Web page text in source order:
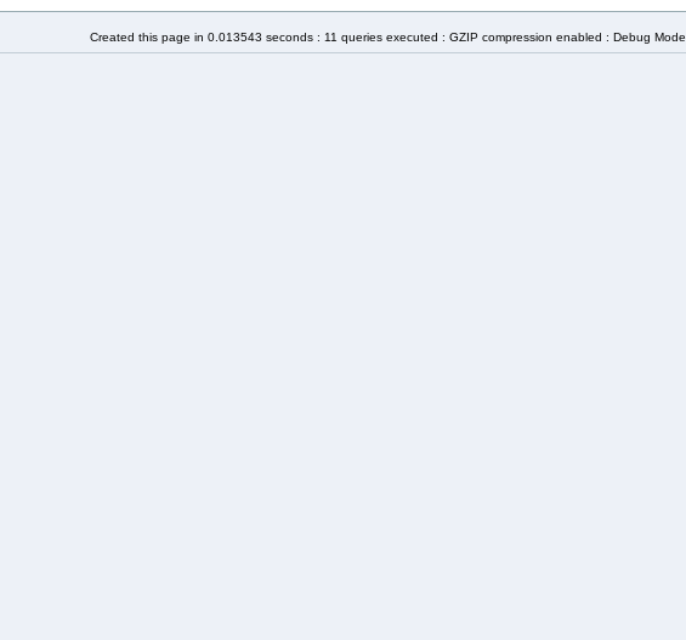
Created this page in 0.013543 seconds : 11 queries executed : GZIP compression enabled : Debug Mode